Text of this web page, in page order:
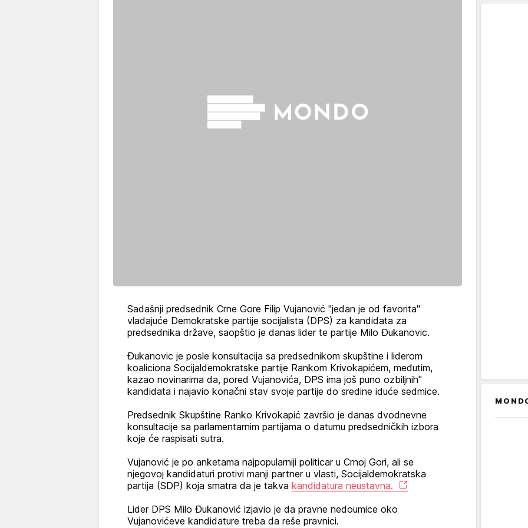
Sadašnji predsednik Crne Gore Filip Vujanović "jedan je od favorita"
vladajuće Demokratske partije socijalista (DPS) za kandidata za
predsednika države, saopštio je danas lider te partije Milo Đukanovic.
Đukanovic je posle konsultacija sa predsednikom skupštine i liderom
koaliciona Socijaldemokratske partije Rankom Krivokapićem, međutim,
kazao novinarima da, pored Vujanovića, DPS ima još puno ozbiljnih"
kandidata i najavio konačni stav svoje partije do sredine iduće sedmice.
Predsednik Skupštine Ranko Krivokapić završio je danas dvodnevne
konsultacije sa parlamentarnim partijama o datumu predsedničkih izbora
koje će raspisati sutra.
Vujanović je po anketama najpopularniji politicar u Crnoj Gori, ali se
njegovoj kandidaturi protivi manji partner u vlasti, Socijaldemokratska
partija (SDP) koja smatra da je takva kandidatura neustavna.
Lider DPS Milo Đukanović izjavio je da pravne nedoumice oko
Vujanovićeve kandidature treba da reše pravnici.